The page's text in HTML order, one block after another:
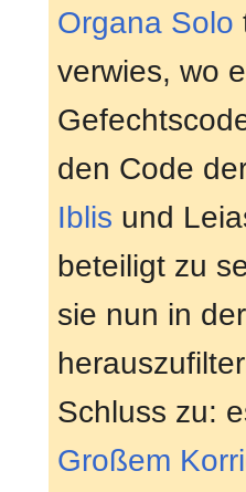
Organa Solo
verwies, wo
den Code
Iblis und
beteiligt zu
sie nun in
Schluss zu:
Großem